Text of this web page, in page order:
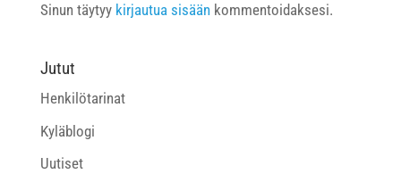
Sinun täytyy kirjautua sisäänkommentoidaksesi.
Jutut
Henkilötarinat
Kyläblogi
Uutiset